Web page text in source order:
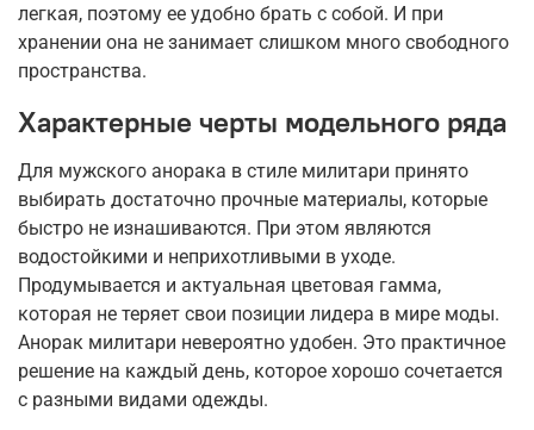
легкая, поэтому ее удобно брать с собой. И при
хранении она не занимает слишком много свободного
пространства.
Характерные черты модельного ряда
Для мужского анорака в стиле милитари принято
выбирать достаточно прочные материалы, которые
быстро не изнашиваются. При этом являются
водостойкими и неприхотливыми в уходе.
Продумывается и актуальная цветовая гамма,
которая не теряет свои позиции лидера в мире моды.
Анорак милитари невероятно удобен. Это практичное
решение на каждый день, которое хорошо сочетается
с разными видами одежды.